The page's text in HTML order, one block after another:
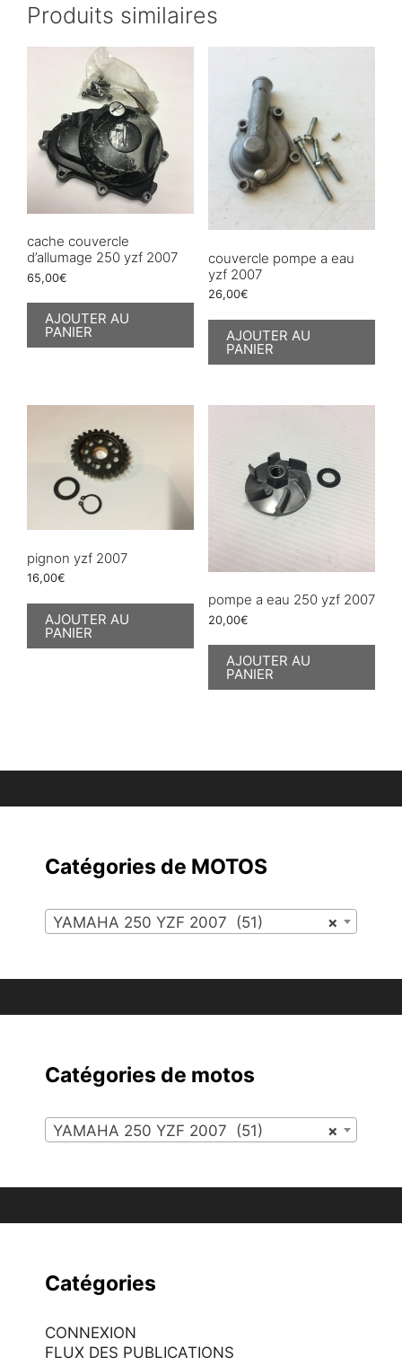
Produits similaires
cache couvercle
d’allumage 250 yzf 2007
65,00€
AJOUTER AU
PANIER
couvercle pompe a eau
yzf 2007
26,00€
AJOUTER AU
PANIER
pignon yzf 2007
16,00€
AJOUTER AU
PANIER
pompe a eau 250 yzf 2007
20,00€
AJOUTER AU
PANIER
Catégories de MOTOS
×
YAMAHA 250 YZF 2007 (51)
Catégories de motos
×
YAMAHA 250 YZF 2007 (51)
Catégories
CONNEXION
FLUX DES PUBLICATIONS